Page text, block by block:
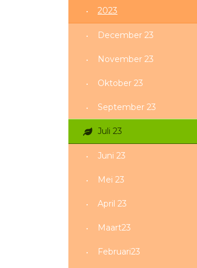
2023
December 23
November 23
Oktober 23
September 23
Juli 23
Juni 23
Mei 23
April 23
Maart23
Februari23